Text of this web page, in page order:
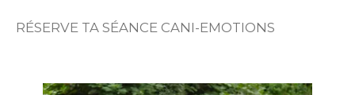
RÉSERVE TA SÉANCE CANI-EMOTIONS